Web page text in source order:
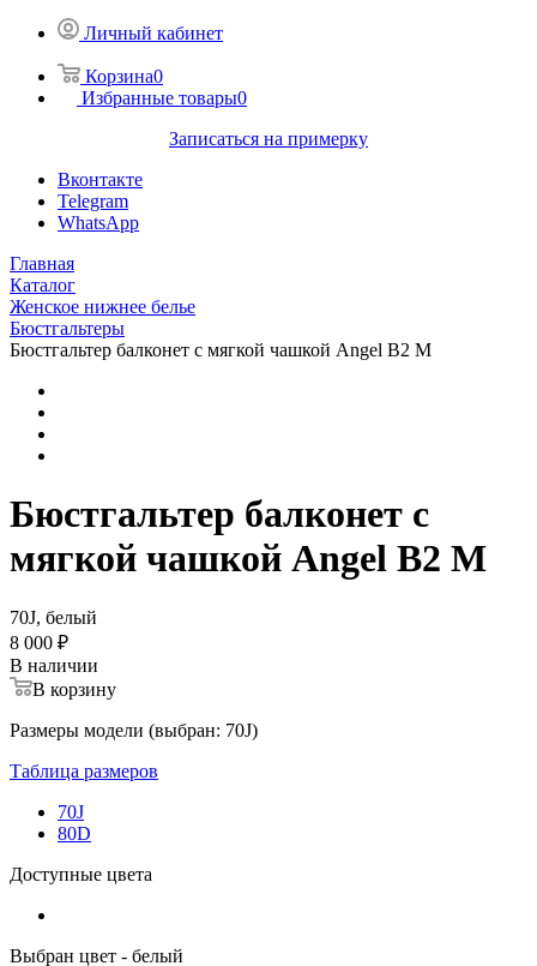
Личный кабинет
Корзина0
Избранные товары0
Записаться на примерку
Вконтакте
Telegram
WhatsApp
Главная
Каталог
Женское нижнее белье
Бюстгальтеры
Бюстгальтер балконет с мягкой чашкой Angel B2 M
Бюстгальтер балконет с
мягкой чашкой Angel B2 M
70J, белый
8 000 ₽
В наличии
В корзину
Размеры модели (выбран: 70J)
Таблица размеров
70J
80D
Доступные цвета
Выбран цвет - белый